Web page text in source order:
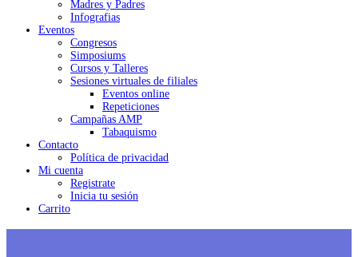
Madres y Padres
Infografias
Eventos
Congresos
Simposiums
Cursos y Talleres
Sesiones virtuales de filiales
Eventos online
Repeticiones
Campañas AMP
Tabaquismo
Contacto
Política de privacidad
Mi cuenta
Registrate
Inicia tu sesión
Carrito